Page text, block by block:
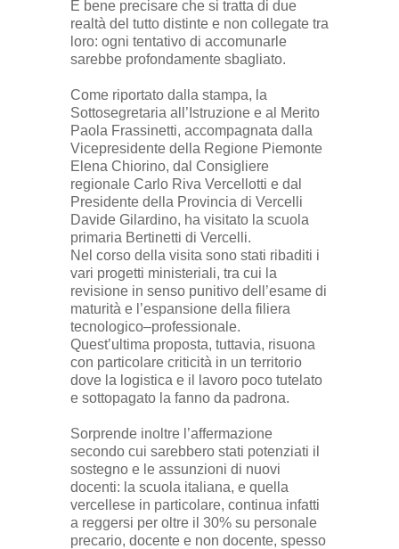
È bene precisare che si tratta di due
realtà del tutto distinte e non collegate tra
loro: ogni tentativo di accomunarle
sarebbe profondamente sbagliato.
Come riportato dalla stampa, la
Sottosegretaria all’Istruzione e al Merito
Paola Frassinetti, accompagnata dalla
Vicepresidente della Regione Piemonte
Elena Chiorino, dal Consigliere
regionale Carlo Riva Vercellotti e dal
Presidente della Provincia di Vercelli
Davide Gilardino, ha visitato la scuola
primaria Bertinetti di Vercelli.
Nel corso della visita sono stati ribaditi i
vari progetti ministeriali, tra cui la
revisione in senso punitivo dell’esame di
maturità e l’espansione della filiera
tecnologico–professionale.
Quest’ultima proposta, tuttavia, risuona
con particolare criticità in un territorio
dove la logistica e il lavoro poco tutelato
e sottopagato la fanno da padrona.
Sorprende inoltre l’affermazione
secondo cui sarebbero stati potenziati il
sostegno e le assunzioni di nuovi
docenti: la scuola italiana, e quella
vercellese in particolare, continua infatti
a reggersi per oltre il 30% su personale
precario, docente e non docente, spesso